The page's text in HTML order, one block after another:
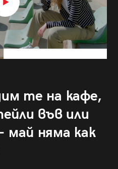
те на кафе,
във или
май няма как